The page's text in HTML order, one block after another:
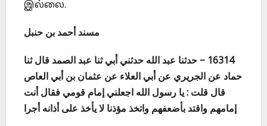
இல்லை.
مسند أحمد بن حنبل
16314 – حدثنا عبد الله حدثني أبي ثنا عبد الصمد قال ثنا
حماد عن الجريري عن أبي العلاء عن عثمان بن أبي العاص
قال قلت : يا رسول الله اجعلني إمام قومي فقال أنت
إمامهم واقتد بأضعفهم واتخذ مؤذنا لا يأخذ على أذانه أجرا